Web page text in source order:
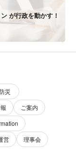
が行政を動かす！
災
ご案内
営
理事会